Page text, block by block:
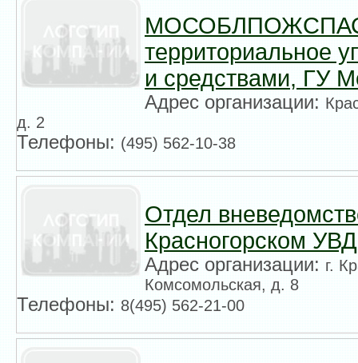
МОСОБЛПОЖСПАС,
территориальное
и средствами, ГУ
Адрес организации:
д. 2
Телефоны:(495) 562-10-38
Отдел
Красногорском УВД
Адрес организации:г.
Комсомольская, д. 8
Телефоны:8(495) 562-21-00